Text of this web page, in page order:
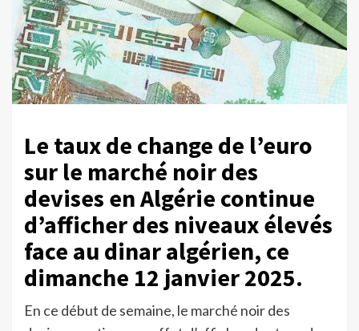
Le taux de change de l’euro
sur le marché noir des
devises en Algérie continue
d’afficher des niveaux élevés
face au dinar algérien, ce
dimanche 12 janvier 2025.
En ce début de semaine, le marché noir des